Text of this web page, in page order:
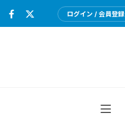
ログイン / 会員登録